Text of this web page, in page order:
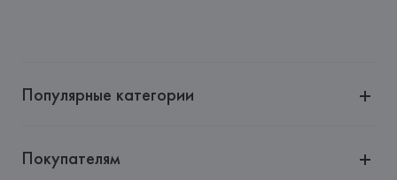
Страна происхождения товара:
Популярные категории
Покупателям